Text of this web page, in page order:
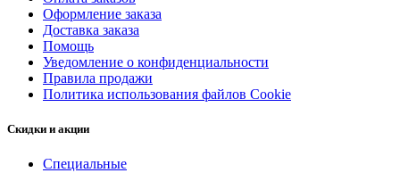
Оформление заказа
Доставка заказа
Помощь
Уведомление о конфиденциальности
Правила продажи
Политика использования файлов Cookie
Скидки и акции
Специальные